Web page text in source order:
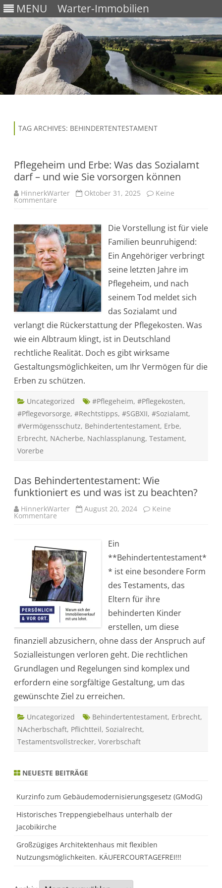
MENU Warter-Immobilien
TAG ARCHIVES: BEHINDERTENTESTAMENT
Pflegeheim und Erbe: Was das Sozialamt
darf – und wie Sie vorsorgen können
HinnerkWarter Oktober 31, 2025 Keine
Kommentare
l
e
g
e
h
e
i
m
u
n
d
E
r
e
W
s
a
S
i
l
m
t
d
u
n
d
w
i
e
o
r
s
o
r
g
e
n
k
ö
n
e
n
Die Vorstellung ist für viele
Familien beunruhigend:
Ein Angehöriger verbringt
seine letzten Jahre im
Pflegeheim, und nach
seinem Tod meldet sich
das Sozialamt und
verlangt die Rückerstattung der Pflegekosten. Was
wie ein Albtraum klingt, ist in Deutschland
rechtliche Realität. Doch es gibt wirksame
Gestaltungsmöglichkeiten, um Ihr Vermögen für die
Erben zu schützen.
Uncategorized #Pflegeheim, #Pflegekosten,
#Pflegevorsorge, #Rechtstipps, #SGBXII, #Sozialamt,
#Vermögensschutz, Behindertentestament, Erbe,
Erbrecht, NAcherbe, Nachlassplanung, Testament,
Vorerbe
Das Behindertentestament: Wie
funktioniert es und was ist zu beachten?
HinnerkWarter August 20, 2024 Keine
Kommentare
B
e
h
i
n
d
e
r
t
s
a
m
e
t
W
f
n
t
i
t
e
u
a
s
i
s
u
Ein
**Behindertentestament*
* ist eine besondere Form
des Testaments, das
Eltern für ihre
behinderten Kinder
erstellen, um diese
finanziell abzusichern, ohne dass der Anspruch auf
Sozialleistungen verloren geht. Die rechtlichen
Grundlagen und Regelungen sind komplex und
erfordern eine sorgfältige Gestaltung, um das
gewünschte Ziel zu erreichen.
Uncategorized Behindertentestament, Erbrecht,
NAcherbschaft, Pflichtteil, Sozialrecht,
Testamentsvollstrecker, Vorerbschaft
NEUESTE BEITRÄGE
Kurzinfo zum Gebäudemodernisierungsgesetz (GModG)
Historisches Treppengiebelhaus unterhalb der
Jacobikirche
Großzügiges Architektenhaus mit flexiblen
Nutzungsmöglichkeiten. KÄUFERCOURTAGEFREI!!!